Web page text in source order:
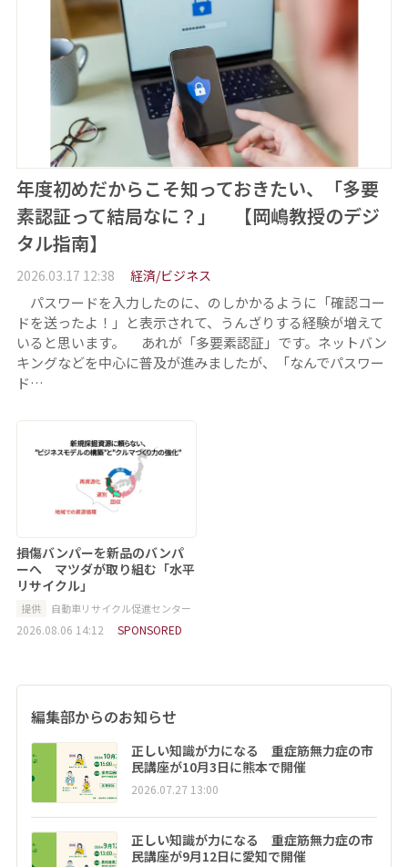
年度初めだからこそ知っておきたい、「多要
素認証って結局なに？」 【岡嶋教授のデジ
タル指南】
2026.03.17 12:38 経済/ビジネス
パスワードを入力したのに、のしかかるように「確認コー
ドを送ったよ！」と表示されて、うんざりする経験が増えて
いると思います。 あれが「多要素認証」です。ネットバン
キングなどを中心に普及が進みましたが、「なんでパスワー
ド…
損傷バンパーを新品のバンパ
ーへ マツダが取り組む「水平
リサイクル」
提供 自動車リサイクル促進センター
2026.08.06 14:12 SPONSORED
編集部からのお知らせ
正しい知識が力になる 重症筋無力症の市
民講座が10月3日に熊本で開催
2026.07.27 13:00
正しい知識が力になる 重症筋無力症の市
民講座が9月12日に愛知で開催